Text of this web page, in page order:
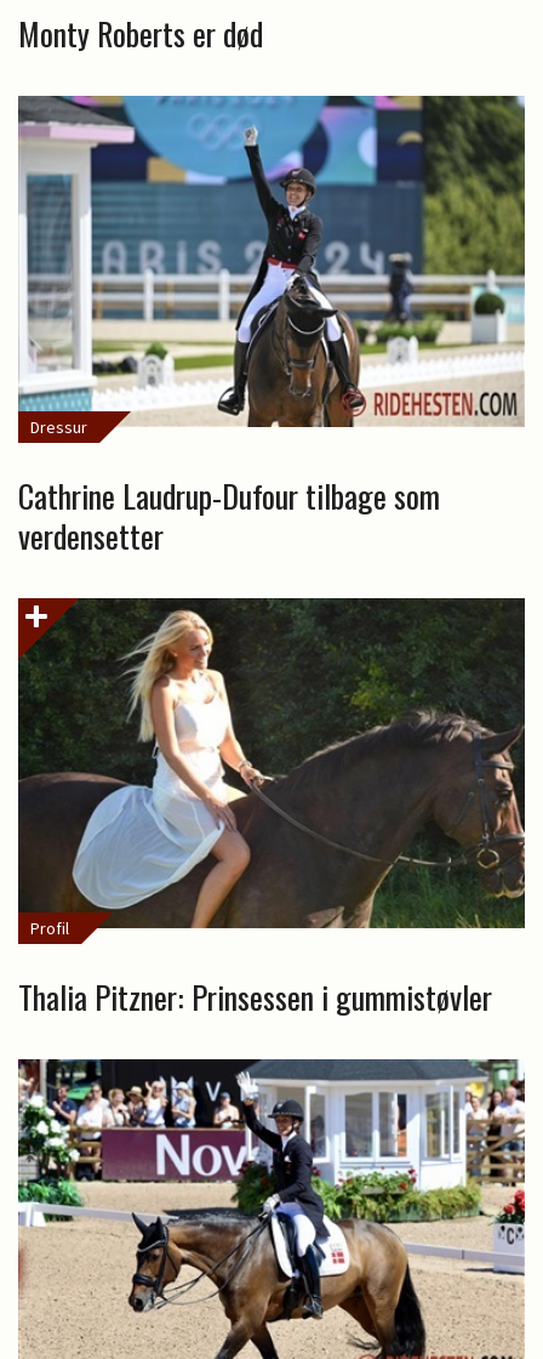
Monty Roberts er død
Dressur
Cathrine Laudrup-Dufour tilbage som
verdensetter
Profil
Thalia Pitzner: Prinsessen i gummistøvler